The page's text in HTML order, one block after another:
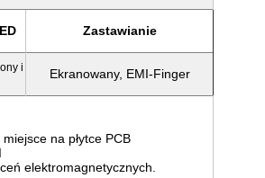
Zastawianie
i
Ekranowany, EMI-Finger
na płytce PCB
elektromagnetycznych.